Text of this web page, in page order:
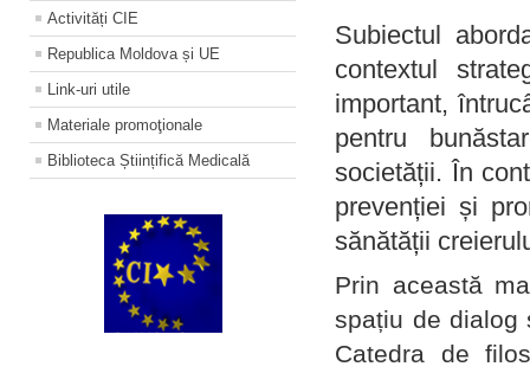
Activități CIE
Republica Moldova și UE
Link-uri utile
Materiale promoţionale
Biblioteca Științifică Medicală
Subiectul
contextul
important,
pentru
societății. În
prevenției și
sănătății
Prin această
spațiu de dialog
Catedra de